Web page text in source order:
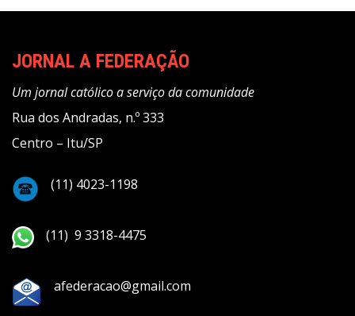
JORNAL A FEDERAÇÃO
Um jornal católico a serviço da comunidade
Rua dos Andradas, n.º 333
Centro – Itu/SP
(11) 4023-1198
(11) 9 3318-4475
afederacao@gmail.com